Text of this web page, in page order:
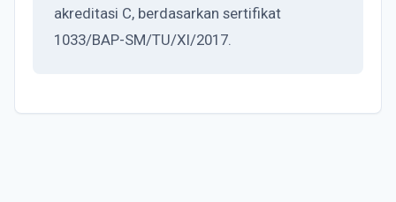
akreditasi C, berdasarkan sertifikat
1033/BAP-SM/TU/XI/2017.